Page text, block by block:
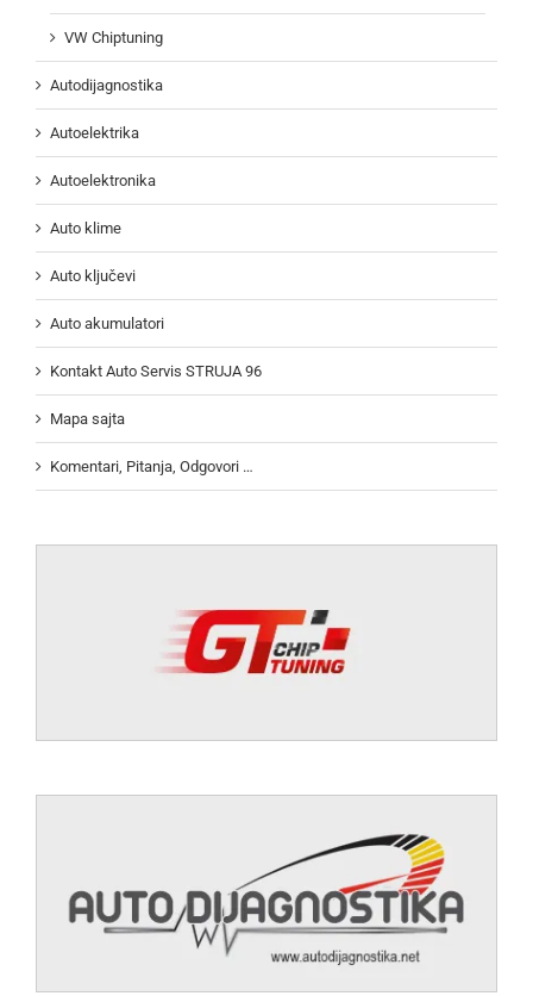
VW Chiptuning
Autodijagnostika
Autoelektrika
Autoelektronika
Auto klime
Auto ključevi
Auto akumulatori
Kontakt Auto Servis STRUJA 96
Mapa sajta
Komentari, Pitanja, Odgovori …